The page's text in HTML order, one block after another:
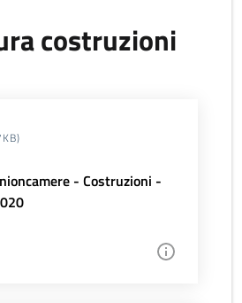
costruzioni
- Costruzioni -